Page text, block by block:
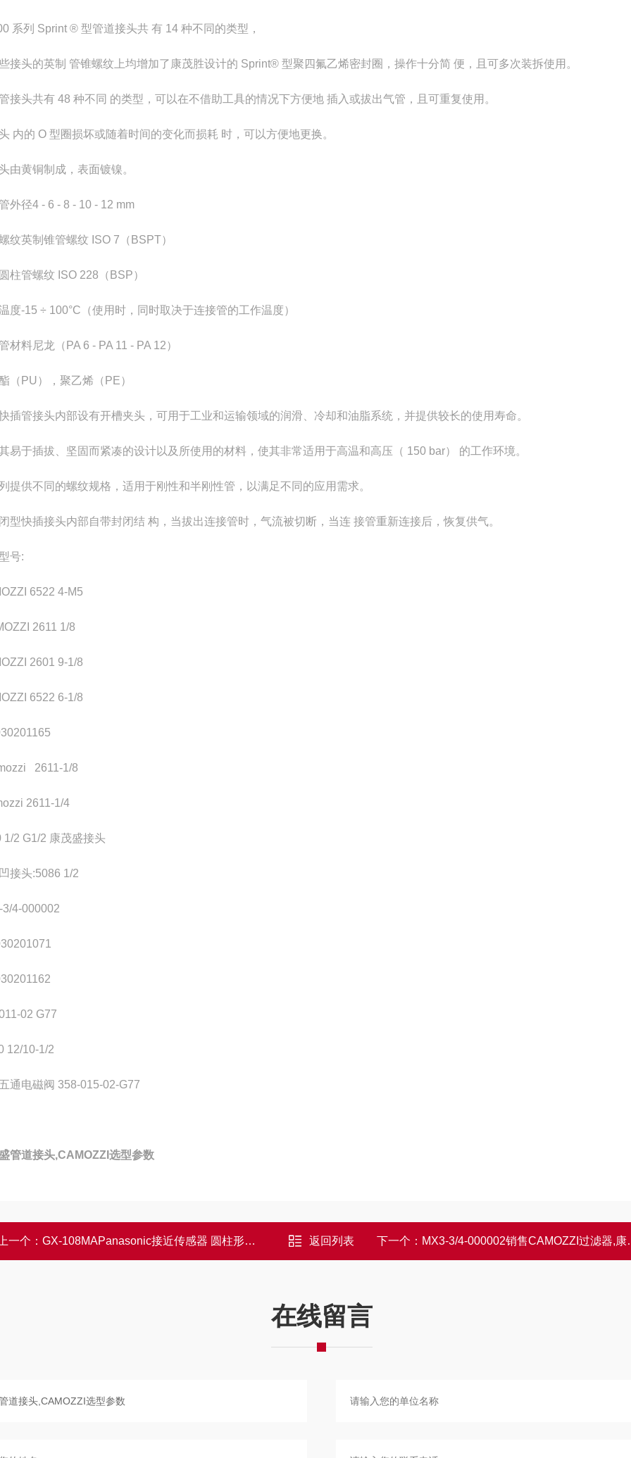
系列 Sprint ® 型管道接头共 有 14 种不同的类型，
接头的英制 管锥螺纹上均增加了康茂胜设计的 Sprint® 型聚四氟乙烯密封圈，操作十分简 便，且可多次装拆使用。
接头共有 48 种不同 的类型，可以在不借助工具的情况下方便地 插入或拔出气管，且可重复使用。
内的 O 型圈损坏或随着时间的变化而损耗 时，可以方便地更换。
由黄铜制成，表面镀镍。
外径4 - 6 - 8 - 10 - 12 mm
纹英制锥管螺纹 ISO 7（BSPT）
柱管螺纹 ISO 228（BSP）
度-15 ÷ 100°C（使用时，同时取决于连接管的工作温度）
材料尼龙（PA 6 - PA 11 - PA 12）
（PU），聚乙烯（PE）
插管接头内部设有开槽夹头，可用于工业和运输领域的润滑、冷却和油脂系统，并提供较长的使用寿命。
易于插拔、坚固而紧凑的设计以及所使用的材料，使其非常适用于高温和高压（ 150 bar） 的工作环境。
提供不同的螺纹规格，适用于刚性和半刚性管，以满足不同的应用需求。
型快插接头内部自带封闭结 构，当拔出连接管时，气流被切断，当连 接管重新连接后，恢复供气。
号:
6522 4-M5
2611 1/8
2601 9-1/8
6522 6-1/8
2611-1/8
2611-1/4
1/2 G1/2 康茂盛接头
接头:5086 1/2
3/4-000002
02 G77
12/10-1/2
通电磁阀 358-015-02-G77
管道接头,CAMOZZI选型参数
一个： GX-108MAPanasonic接近传感器 圆柱形安装步骤 返回列表 下一个： MX3-3/4-000002销售CAMOZZI过滤器,康茂盛工作距离
在线留言